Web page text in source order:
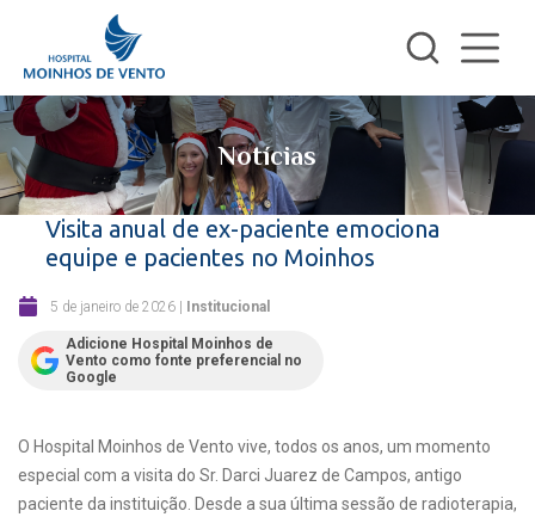
Notícias
Visita anual de ex-paciente emociona
equipe e pacientes no Moinhos
5 de janeiro de 2026 | Institucional
Adicione Hospital Moinhos de
Vento como fonte preferencial no
Google
O Hospital Moinhos de Vento vive, todos os anos, um momento
especial com a visita do Sr. Darci Juarez de Campos, antigo
paciente da instituição. Desde a sua última sessão de radioterapia,